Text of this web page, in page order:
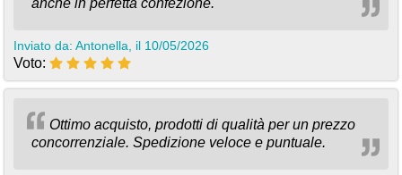
anche in perfetta confezione.
Inviato da: Antonella, il 10/05/2026
Voto:
Ottimo acquisto, prodotti di qualità per un prezzo
concorrenziale. Spedizione veloce e puntuale.